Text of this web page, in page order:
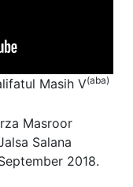
Masih V(aba)
Masroor
Salana
2018.